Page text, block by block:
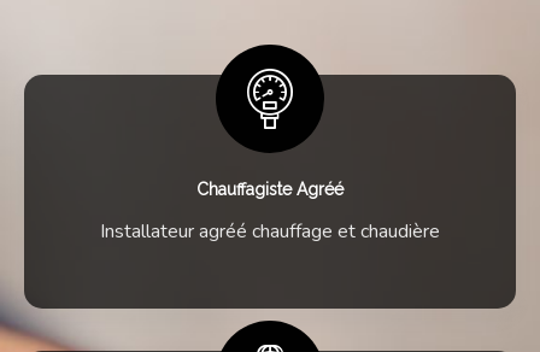
Chauffagiste Agréé
Installateur agréé chauffage et chaudière